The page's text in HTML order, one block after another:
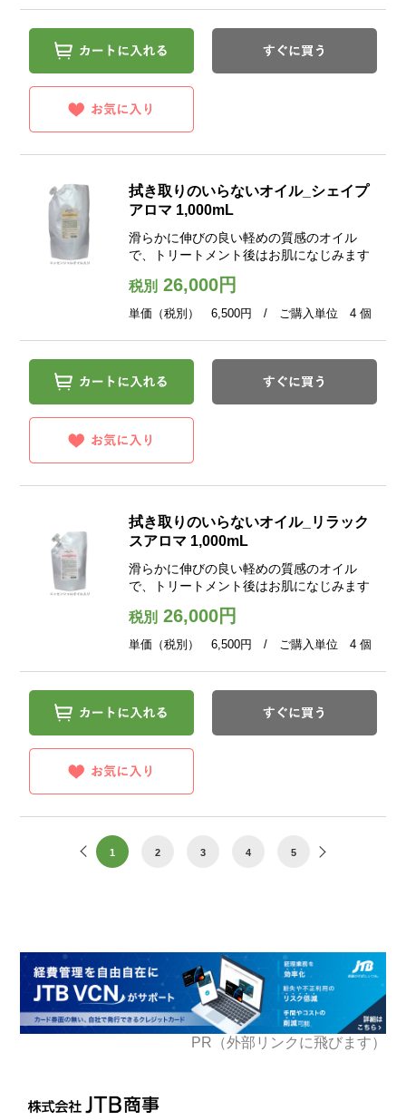
拭き取りのいらないオイル_シェイプ
アロマ 1,000mL
滑らかに伸びの良い軽めの質感のオイル
で、トリートメント後はお肌になじみます
税別26,000円
単価（税別） 6,500円 / ご購入単位 4 個
拭き取りのいらないオイル_リラック
スアロマ 1,000mL
滑らかに伸びの良い軽めの質感のオイル
で、トリートメント後はお肌になじみます
税別26,000円
単価（税別） 6,500円 / ご購入単位 4 個
1 2 3 4 5
PR（外部リンクに飛びます）